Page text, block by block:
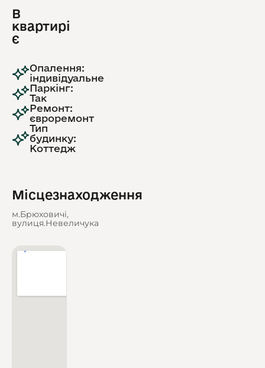
В
квартирі
є
Опалення:
індивідуальне
Паркінг:
Так
Ремонт:
євроремонт
Тип
будинку:
Коттедж
Місцезнаходження
м.Брюховичі,
вулиця.Невеличука